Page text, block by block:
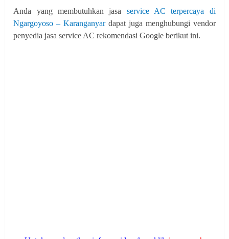
Anda yang membutuhkan jasa service AC terpercaya di
Ngargoyoso – Karanganyardapat juga menghubungi vendor
penyedia jasa service AC rekomendasi Google berikut ini.